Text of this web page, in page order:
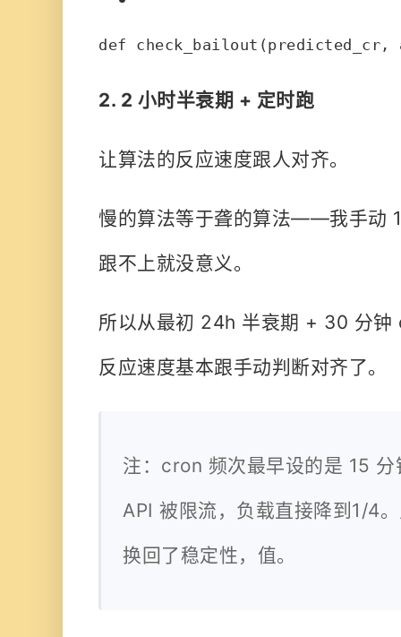
def check_bailout ( predicted_cr,
2. 2 小时半衰期 + 定时跑
让算法的反应速度跟人对齐。
慢的算法等于聋的算法——我手动
跟不上就没意义。
所以从最初 24h 半衰期 + 30 分
反应速度基本跟手动判断对齐了。
注：cron 频次最早设的是 15
API 被限流，负载直接降到1/4
换回了稳定性，值。